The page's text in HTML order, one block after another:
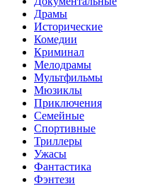
Драмы
Исторические
Комедии
Криминал
Мелодрамы
Мультфильмы
Мюзиклы
Приключения
Семейные
Спортивные
Триллеры
Ужасы
Фантастика
Фэнтези